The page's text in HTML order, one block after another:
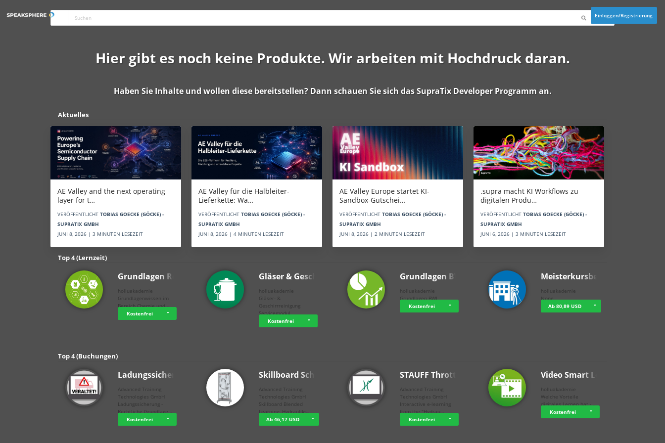
Einloggen/Registrierung
Hier gibt es noch keine Produkte. Wir arbeiten mit Hochdruck daran.
Haben Sie Inhalte und wollen diese bereitstellen? Dann schauen Sie sich dasSupraTix Developer Programm an.
Aktuelles
AE Valley and the next operating
layer for t…
VERÖFFENTLICHT TOBIAS GOECKE (GÖCKE) -
SUPRATIX GMBH
JUNI 8, 2026 | 3 MINUTEN LESEZEIT
AE Valley für die Halbleiter-
Lieferkette: Wa…
VERÖFFENTLICHT TOBIAS GOECKE (GÖCKE) -
SUPRATIX GMBH
JUNI 8, 2026 | 4 MINUTEN LESEZEIT
AE Valley Europe startet KI-
Sandbox-Gutschei…
VERÖFFENTLICHT TOBIAS GOECKE (GÖCKE) -
SUPRATIX GMBH
JUNI 8, 2026 | 2 MINUTEN LESEZEIT
.supra macht KI Workflows zu
digitalen Produ…
VERÖFFENTLICHT TOBIAS GOECKE (GÖCKE) -
SUPRATIX GMBH
JUNI 6, 2026 | 3 MINUTEN LESEZEIT
Top 4 (Lernzeit)
Grundlagen Rein…
holluakademie
Grundlagenwissen im
Bereich Chemie und …
Kostenfrei
Gläser & Geschi…
holluakademie
Gläser- &
Geschirrreinigung
Servicemodul
Kostenfrei
Grundlagen BWL
holluakademie
Grundlagen BWL
Kostenfrei
Meisterkursbegl…
holluakademie
None
Ab 80,89 USD
Top 4 (Buchungen)
Ladungssicherung
Advanced Training
Technologies GmbH
Ladungssicherung -
Rechtliche Grundlage…
Kostenfrei
Skillboard Schl…
Advanced Training
Technologies GmbH
Skillboard Blended
Learning: Hydrauliks…
Ab 46,17 USD
STAUFF Throttle…
Advanced Training
Technologies GmbH
Interactive e-learning
from the "Hydrau…
Kostenfrei
Video Smart Lea…
holluakademie
Welche Vorteile
digitales Lernen hat - …
Kostenfrei